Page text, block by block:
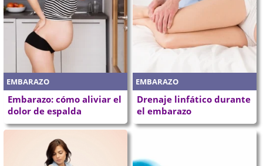
EMBARAZO
Embarazo: cómo aliviar el
dolor de espalda
EMBARAZO
Drenaje linfático durante
el embarazo